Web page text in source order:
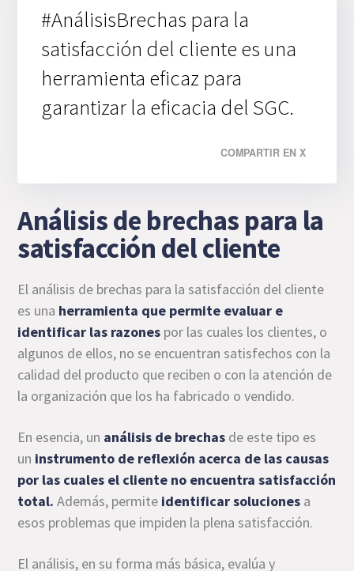
#AnálisisBrechas para la
satisfacción del cliente es una
herramienta eficaz para
garantizar la eficacia del SGC.
COMPARTIR EN X
Análisis de brechas para la
satisfacción del cliente
El análisis de brechas para la satisfacción del cliente
es una herramienta que permite evaluar e
identificar las razones por las cuales los clientes, o
algunos de ellos, no se encuentran satisfechos con la
calidad del producto que reciben o con la atención de
la organización que los ha fabricado o vendido.
En esencia, un análisis de brechas de este tipo es
un instrumento de reflexión acerca de las causas
por las cuales el cliente no encuentra satisfacción
total.Además, permite identificar soluciones a
esos problemas que impiden la plena satisfacción.
El análisis, en su forma más básica, evalúa y